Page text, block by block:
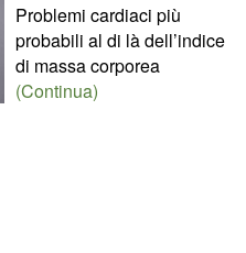
Problemi cardiaci più
probabili al di là dell’indice
di massa corporea
(Continua)